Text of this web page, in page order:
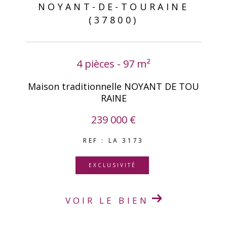
NOYANT-DE-TOURAINE
(37800)
4 pièces - 97 m²
Maison traditionnelle NOYANT DE TOU
RAINE
239 000 €
REF : LA 3173
EXCLUSIVITÉ
VOIR LE BIEN